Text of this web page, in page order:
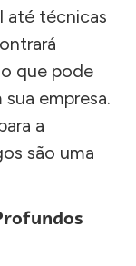
até técnicas
que pode
empresa.
a
são uma